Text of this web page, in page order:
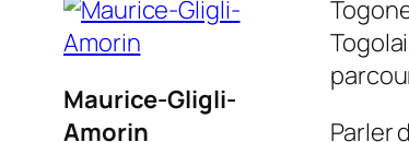
Maurice-Gligli-
Amorin
Parler